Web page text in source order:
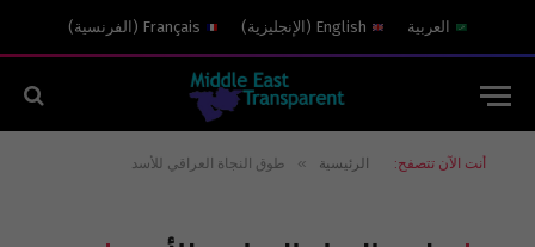
العربية English
( الإنجليزية)
Français
( الفرنسية)
أنت الآن تتصفح: الرئيسية » طوق النجاة العراقي للأسد